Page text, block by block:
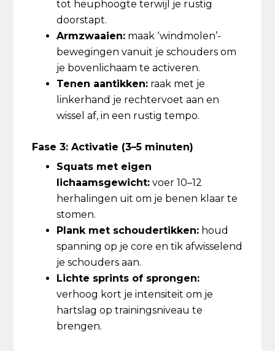
tot heuphoogte terwijl je rustig
doorstapt.
Armzwaaien: maak ‘windmolen’-
bewegingen vanuit je schouders om
je bovenlichaam te activeren.
Tenen aantikken: raak met je
linkerhand je rechtervoet aan en
wissel af, in een rustig tempo.
Fase 3: Activatie (3–5 minuten)
Squats met eigen
lichaamsgewicht: voer 10–12
herhalingen uit om je benen klaar te
stomen.
Plank met schoudertikken: houd
spanning op je core en tik afwisselend
je schouders aan.
Lichte sprints of sprongen:
verhoog kort je intensiteit om je
hartslag op trainingsniveau te
brengen.